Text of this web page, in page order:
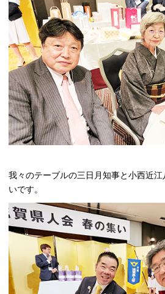
我々のテーブルの三日月知事と小西近
いです。